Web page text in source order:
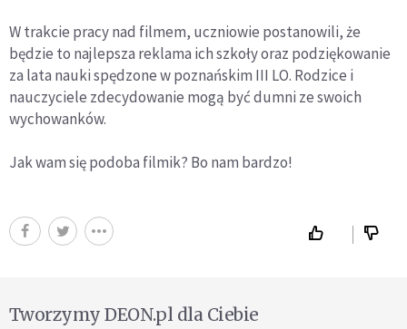
W trakcie pracy nad filmem, uczniowie postanowili, że
będzie to najlepsza reklama ich szkoły oraz podziękowanie
za lata nauki spędzone w poznańskim III LO. Rodzice i
nauczyciele zdecydowanie mogą być dumni ze swoich
wychowanków.
Jak wam się podoba filmik? Bo nam bardzo!
Tworzymy DEON.pl dla Ciebie